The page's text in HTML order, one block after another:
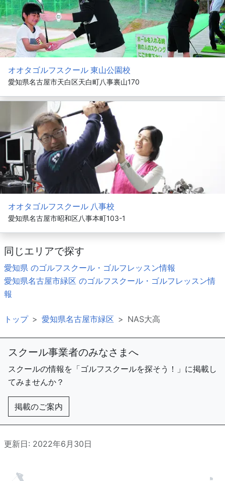
オオタゴルフスクール 東山公園校
愛知県名古屋市天白区天白町八事裏山170
オオタゴルフスクール 八事校
愛知県名古屋市昭和区八事本町103-1
同じエリアで探す
愛知県 のゴルフスクール・ゴルフレッスン情報
愛知県名古屋市緑区 のゴルフスクール・ゴルフレッスン情
報
トップ 愛知県名古屋市緑区 NAS大高
スクール事業者のみなさまへ
スクールの情報を「ゴルフスクールを探そう！」に掲載し
てみませんか？
掲載のご案内
更新日: 2022年6月30日